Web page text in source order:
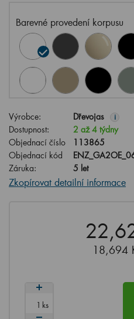
Barevné provedení korpusu
Výrobce: Dřevojas i
Dostupnost:
2 až 4 týdny
Objednací číslo
113865
Objednací kód
Záruka:
5 let
Zkopírovat detailní informace
18,694
ks